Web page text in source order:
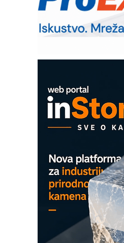
Bezbednost na
IB BLUMENAUER -
poverenja u industriji
OBO sistemi
Proizvodnja iC7
mrežnog pretvarača
hlađenjem